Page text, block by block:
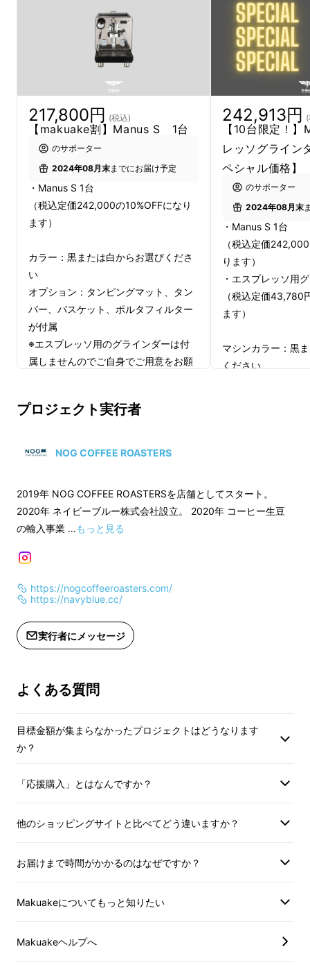
コンパクト＆ミニマリズムへ
の思想
本格的なエスプレッソマシンは大きくてスペー
まで耳にしてきましたが、Manus Sは幅
小限のスペースに設置をすることを目標に設計
搭載されているホットウォーター機能（熱湯を
出とミルクのスチーム機能に特化しました。
217,800円 (税込)
【makuake割】Manus S 1台
のサポーター
2024年08月末までにお届け予定
・Manus S 1台
（税込定価242,000の10%OFFになり
ます）
カラー：黒または白からお選びくださ
い
オプション：タンピングマット、タン
パー、バスケット、ポルタフィルター
が付属
※エスプレッソ用のグラインダーは付
属しませんのでご自身でご用意をお願
適格請求書発行事業者登録番号：あり
載のあるインボイスが必要な場合は、
242,913円
【10台限定！
レッソグライン
ペシャル価格】
のサポーター
2024年08月末
・Manus S 1台
（税込定価
ります）
・エスプレッソ用
（税込定価43,780
ます）
マシンカラー：黒
ください
適格請求書発行事
プロジェクト実行者
NOG COFFEE ROASTERS
2019年 NOG COFFEE ROASTERSを店舗としてスタート。
2020年 ネイビーブルー株式会社設立。 2020年 コーヒー生豆
の輸入事業 …もっと見る
https://nogcoffeeroasters.com/
https://navyblue.cc/
実行者にメッセージ
よくある質問
目標金額が集まらなかったプロジェクトはどうなります
か？
「応援購入」とはなんですか？
他のショッピングサイトと比べてどう違いますか？
お届けまで時間がかかるのはなぜですか？
Makuakeについてもっと知りたい
Makuakeヘルプへ